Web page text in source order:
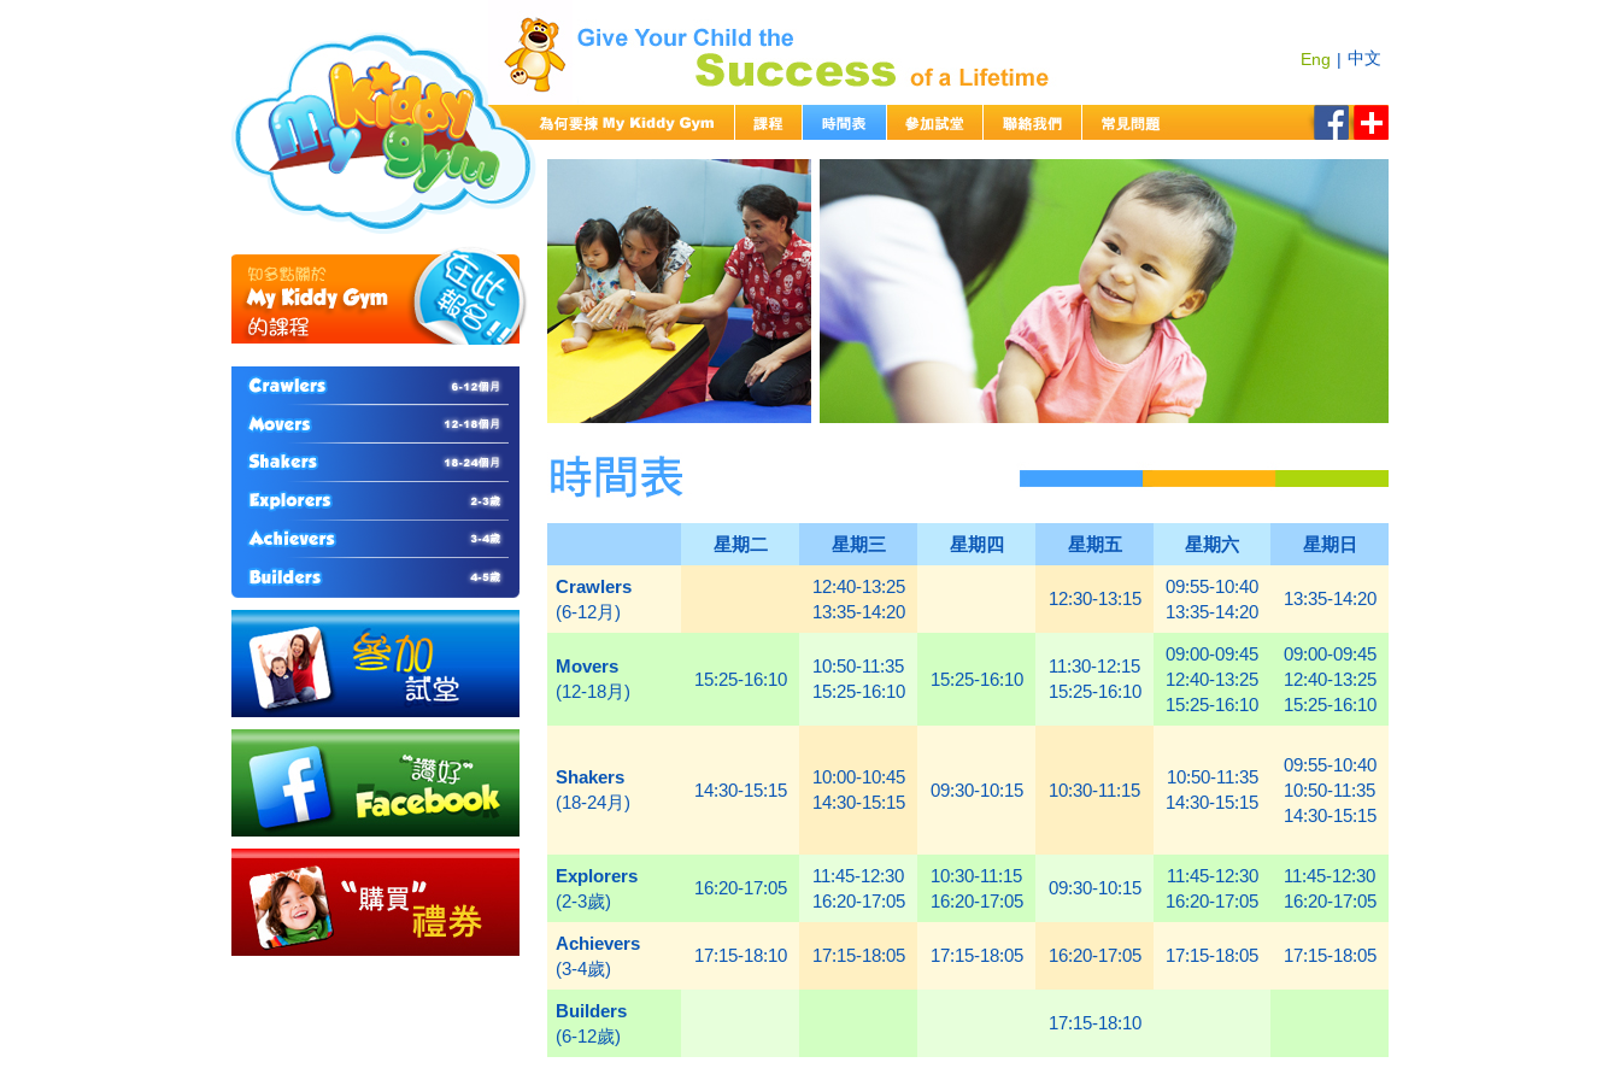
Eng | 中文
星期二 星期三 星期四 星期五 星期六 星期日
Crawlers
(6-12月)
12:40-13:25
13:35-14:20
12:30-13:15
09:55-10:40
13:35-14:20
13:35-14:20
Movers
(12-18月)
15:25-16:10
10:50-11:35
15:25-16:10
15:25-16:10
11:30-12:15
15:25-16:10
09:00-09:45
12:40-13:25
15:25-16:10
09:00-09:45
12:40-13:25
15:25-16:10
Shakers
(18-24月)
14:30-15:15
10:00-10:45
14:30-15:15
09:30-10:15 10:30-11:15
10:50-11:35
14:30-15:15
09:55-10:40
10:50-11:35
14:30-15:15
Explorers
(2-3歲)
16:20-17:05
11:45-12:30
16:20-17:05
10:30-11:15
16:20-17:05
09:30-10:15
11:45-12:30
16:20-17:05
11:45-12:30
16:20-17:05
Achievers
(3-4歲)
17:15-18:10 17:15-18:05 17:15-18:05 16:20-17:05 17:15-18:05 17:15-18:05
Builders
(6-12歲)
17:15-18:10